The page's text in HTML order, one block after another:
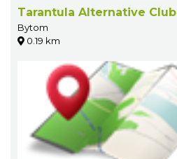
Tarantula Alternative Club
Bytom
0.19 km